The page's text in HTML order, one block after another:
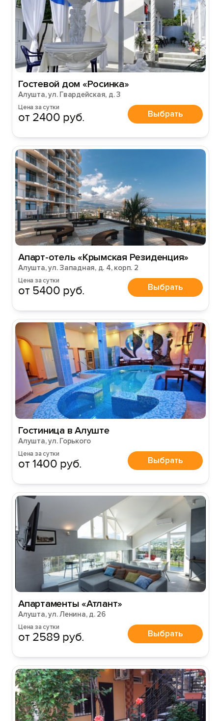
Гостевой дом «Росинка»
Алушта, ул. Гвардейская, д. 3
Цена за сутки
от 2400 руб. Выбрать
Апарт-отель «Крымская Резиденция»
Алушта, ул. Западная, д. 4, корп. 2
Цена за сутки
от 5400 руб. Выбрать
Гостиница в Алуште
Алушта, ул. Горького
Цена за сутки
от 1400 руб. Выбрать
Апартаменты «Атлант»
Алушта, ул. Ленина, д. 26
Цена за сутки
от 2589 руб. Выбрать
Войти с помощью